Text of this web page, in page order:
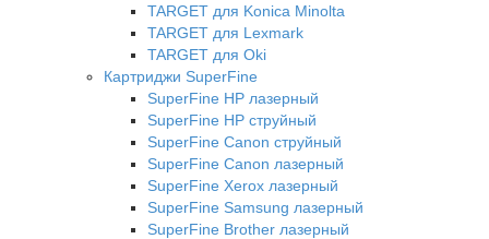
TARGET для Konica Minolta
TARGET для Lexmark
TARGET для Oki
Картриджи SuperFine
SuperFine HP лазерный
SuperFine HP струйный
SuperFine Canon струйный
SuperFine Canon лазерный
SuperFine Xerox лазерный
SuperFine Samsung лазерный
SuperFine Brother лазерный